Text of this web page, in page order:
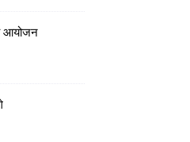
आयोजन